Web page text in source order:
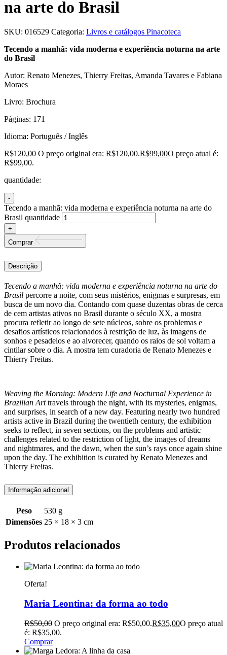
na arte do Brasil
SKU: 016529 Categoria: Livros e catálogos Pinacoteca
Tecendo a manhã: vida moderna e experiência noturna na arte
do Brasil
Autor: Renato Menezes, Thierry Freitas, Amanda Tavares e Fabiana
Moraes
Livro: Brochura
Páginas: 171
Idioma: Português / Inglês
R$120,00 O preço original era: R$120,00.R$99,00O preço atual é:
R$99,00.
quantidade:
Tecendo a manhã: vida moderna e experiência noturna na arte do
Brasil quantidade
Comprar
Descrição
Tecendo a manhã: vida moderna e experiência noturna na arte do
Brasil percorre a noite, com seus mistérios, enigmas e surpresas, em
busca de um novo dia. Contando com quase duzentas obras de cerca
de cem artistas ativos no Brasil durante o século XX, a mostra
procura refletir ao longo de sete núcleos, sobre os problemas e
desafios artísticos relacionados à restrição de luz, às imagens de
sonhos e pesadelos e ao alvorecer, quando os raios de sol voltam a
cintilar sobre o dia. A mostra tem curadoria de Renato Menezes e
Thierry Freitas.
Weaving the Morning: Modern Life and Nocturnal Experience in
Brazilian Arttravels through the night, with its mysteries, enigmas,
and surprises, in search of a new day. Featuring nearly two hundred
artists active in Brazil during the twentieth century, the exhibition
seeks to reflect, in seven sections, on the problems and artistic
challenges related to the restriction of light, the images of dreams
and nightmares, and the dawn, when the sun’s rays once again shine
upon the day. The exhibition is curated by Renato Menezes and
Thierry Freitas.
Informação adicional
Peso
530 g
Dimensões 25 × 18 × 3 cm
Produtos relacionados
Oferta!
Maria Leontina: da forma ao todo
R$50,00 O preço original era: R$50,00.R$35,00O preço atual
é: R$35,00.
Comprar